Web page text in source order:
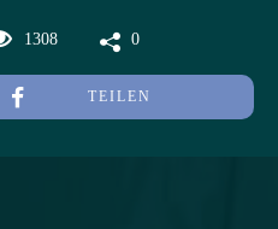
1308 0
TEILEN